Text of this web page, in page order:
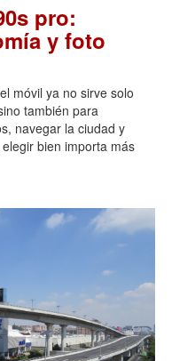
pro:
y foto
móvil ya no sirve solo
también para
navegar la ciudad y
bien importa más